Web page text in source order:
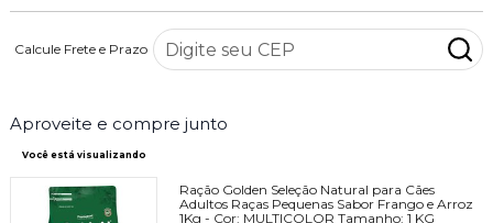
Calcule Frete e Prazo
Aproveite e compre junto
Você está visualizando
Ração Golden Seleção Natural para Cães
Adultos Raças Pequenas Sabor Frango e Arroz
1Kg - Cor: MULTICOLOR Tamanho: 1 KG